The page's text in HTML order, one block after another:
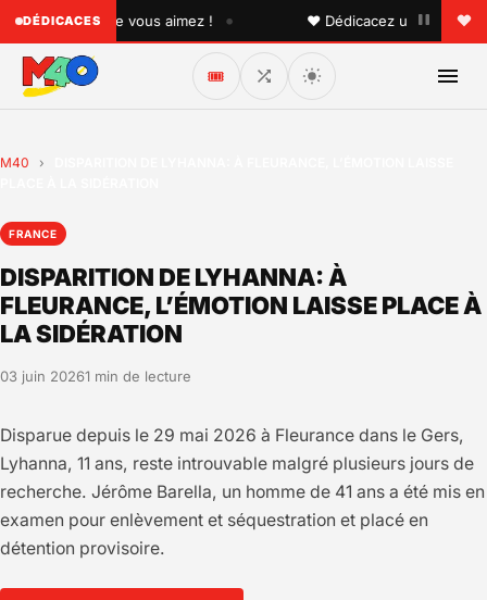
DÉDICACESque vous aimez ! • ♥ Dédicacez un titre à vos
🎟️
M40 ›
FRANCE
DISPARITION DE LYHANNA: À
FLEURANCE, L’ÉMOTION LAISSE PLACE À
LA SIDÉRATION
03 juin 20261 min de lecture
Disparue depuis le 29 mai 2026 à Fleurance dans le Gers,
Lyhanna, 11 ans, reste introuvable malgré plusieurs jours de
recherche. Jérôme Barella, un homme de 41 ans a été mis en
examen pour enlèvement et séquestration et placé en
détention provisoire.